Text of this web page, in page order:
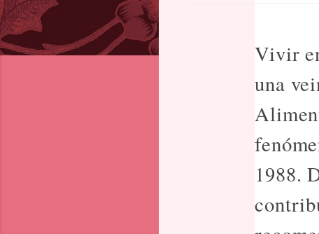
Vivir
una
1988.